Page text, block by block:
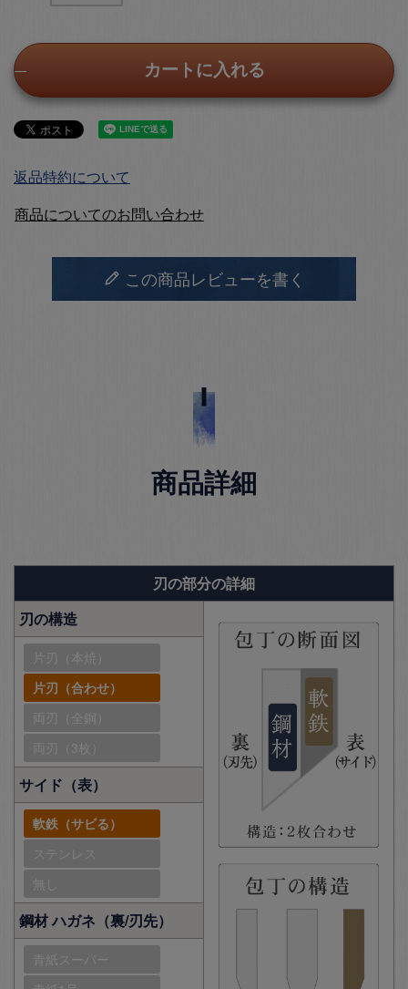
カートに入れる
返品特約について
商品についてのお問い合わせ
この商品レビューを書く
商品詳細
刃の部分の詳細
刃の構造
片刃（本焼）
片刃（合わせ）
両刃（全鋼）
両刃（3枚）
サイド（表）
軟鉄（サビる）
ステンレス
無し
鋼材 ハガネ（裏/刃先）
青紙スーパー